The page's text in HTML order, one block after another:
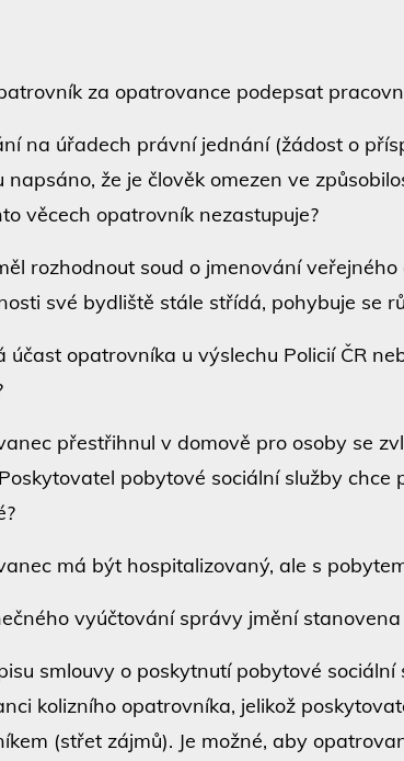
za opatrovance podepsat
na úřadech právní jednání (žádost o
napsáno, že je člověk omezen ve
věcech opatrovník nezastupuje?
rozhodnout soud o jmenování
své bydliště stále střídá, pohybuje se
účast opatrovníka u výslechu Policií ČR
přestřihnul v domově pro osoby se
pobytové sociální služby
má být hospitalizovaný, ale s
vyúčtování správy jmění
smlouvy o poskytnutí pobytové
kolizního opatrovníka, jelikož
(střet zájmů). Je možné, aby